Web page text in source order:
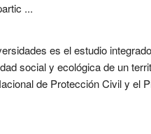
...
es el estudio
social y ecológica de un
de Protección Civil y el